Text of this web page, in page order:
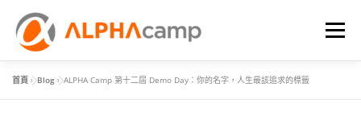
選單
首頁 »Blog »ALPHA Camp 第十二屆 Demo Day：你的名字，人生最該追求的標籤